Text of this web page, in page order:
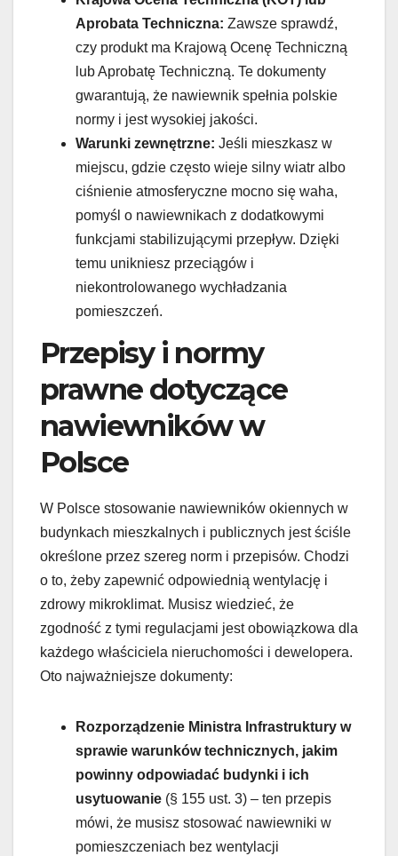
Aprobata Techniczna: Zawsze sprawdź,
czy produkt ma Krajową Ocenę Techniczną
lub Aprobatę Techniczną. Te dokumenty
gwarantują, że nawiewnik spełnia polskie
normy i jest wysokiej jakości.
Warunki zewnętrzne: Jeśli mieszkasz w
miejscu, gdzie często wieje silny wiatr albo
ciśnienie atmosferyczne mocno się waha,
pomyśl o nawiewnikach z dodatkowymi
funkcjami stabilizującymi przepływ. Dzięki
temu unikniesz przeciągów i
niekontrolowanego wychładzania
pomieszczeń.
Przepisy i normy
prawne dotyczące
nawiewników w
Polsce
W Polsce stosowanie nawiewników okiennych w
budynkach mieszkalnych i publicznych jest ściśle
określone przez szereg norm i przepisów. Chodzi
o to, żeby zapewnić odpowiednią wentylację i
zdrowy mikroklimat. Musisz wiedzieć, że
zgodność z tymi regulacjami jest obowiązkowa dla
każdego właściciela nieruchomości i dewelopera.
Oto najważniejsze dokumenty:
Rozporządzenie Ministra Infrastruktury w
sprawie warunków technicznych, jakim
powinny odpowiadać budynki i ich
usytuowanie (§ 155 ust. 3) – ten przepis
mówi, że musisz stosować nawiewniki w
pomieszczeniach bez wentylacji